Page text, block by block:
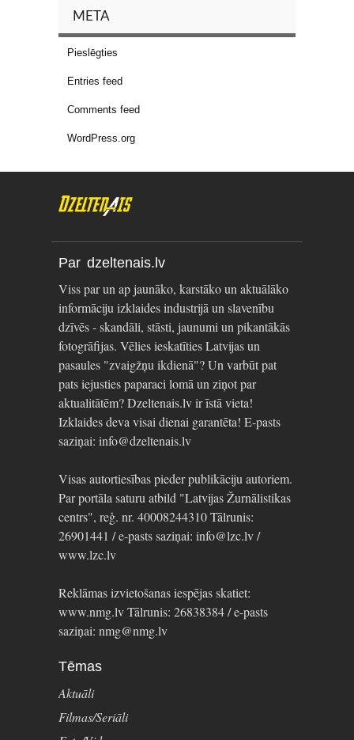
META
Pieslēgties
Entries feed
Comments feed
WordPress.org
Par dzeltenais.lv
Viss par un ap jaunāko, karstāko un aktuālāko
informāciju izklaides industrijā un slavenību
dzīvēs - skandāli, stāsti, jaunumi un pikantākās
fotogrāfijas. Vēlies ieskatīties Latvijas un
pasaules "zvaigžņu ikdienā"? Un varbūt pat
pats iejusties paparaci lomā un ziņot par
aktualitātēm? Dzeltenais.lv ir īstā vieta!
Izklaides deva visai dienai garantēta! E-pasts
saziņai: info@dzeltenais.lv
Visas autortiesības pieder publikāciju autoriem.
Par portāla saturu atbild "Latvijas Žurnālistikas
centrs", reģ. nr. 40008244310 Tālrunis:
26901441 / e-pasts saziņai: info@lzc.lv /
www.lzc.lv
Reklāmas izvietošanas iespējas skatiet:
www.nmg.lv Tālrunis: 26838384 / e-pasts
saziņai: nmg@nmg.lv
Tēmas
Aktuāli
Filmas/Seriāli